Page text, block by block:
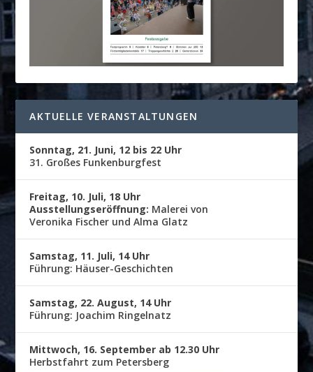
AKTUELLE VERANSTALTUNGEN
Sonntag, 21. Juni, 12 bis 22 Uhr
31. Großes Funkenburgfest
Freitag, 10. Juli, 18 Uhr
Ausstellungseröffnung: Malerei von
Veronika Fischer und Alma Glatz
Samstag, 11. Juli, 14 Uhr
Führung: Häuser-Geschichten
Samstag, 22. August, 14 Uhr
Führung: Joachim Ringelnatz
Mittwoch, 16. September ab 12.30 Uhr
Herbstfahrt zum Petersberg